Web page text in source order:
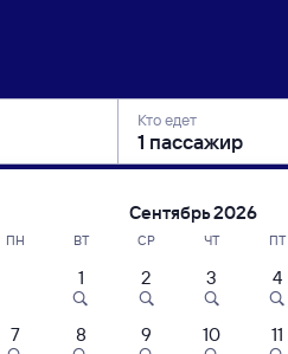
Кто едет
Петербург
Сентябрь 2026
ПН ВТ СР ЧТ ПТ
1 2 3 4
7 8 9 10 11